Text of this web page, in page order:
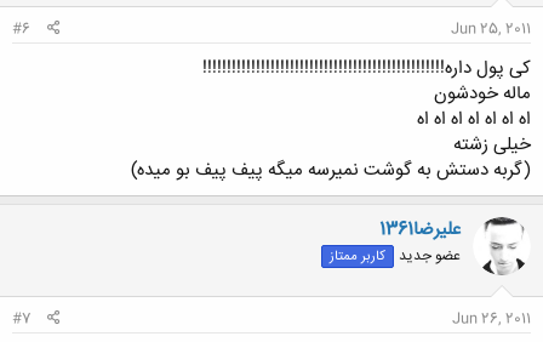
Jun 25, 2011
#6
کی پول داره!!!!!!!!!!!!!!!!!!!!!!!!!!!!!!!!!!!!!!!!!!!!!!!!!!
ماله خودشون
اه اه اه اه اه اه اه
خیلی زشته
(گربه دستش به گوشت نمیرسه میگه پیف پیف بو میده)
عليرضا1361
عضو جدید کاربر ممتاز
Jun 26, 2011
#7